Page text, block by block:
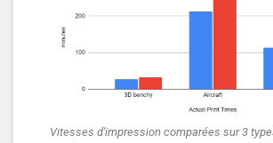
Vitesses d'impression comparées sur 3